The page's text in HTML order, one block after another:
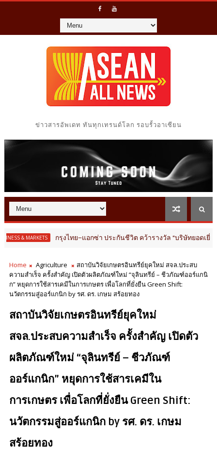
ข่าวสารอัพเดท ทันทุกเทรนด์โลก รอบรั้วอาเซียน
กรุงไทย–แอกซ่า ประกันชีวิต คว้ารางวัล “บริษัทยอดเยี่ยมด้านประกั
Home Agriculture
สถาบันวิจัยเกษตรอินทรีย์ยุคใหม่ สจล.ประสบ
ความสำเร็จ ครั้งสำคัญ เปิดตัวผลิตภัณฑ์ใหม่ “จุลินทรีย์ – ชีวภัณฑ์ออร์แกนิ
ก” หยุดการใช้สารเคมีในการเกษตร เพื่อโลกที่ยั่งยืน Green Shift:
นวัตกรรมสู่ออร์แกนิก by รศ. ดร. เกษม สร้อยทอง
สถาบันวิจัยเกษตรอินทรีย์ยุคใหม่
สจล.ประสบความสำเร็จ ครั้งสำคัญ เปิดตัว
ผลิตภัณฑ์ใหม่ “จุลินทรีย์ – ชีวภัณฑ์
ออร์แกนิก” หยุดการใช้สารเคมีใน
การเกษตร เพื่อโลกที่ยั่งยืน Green Shift:
นวัตกรรมสู่ออร์แกนิก by รศ. ดร. เกษม
สร้อยทอง